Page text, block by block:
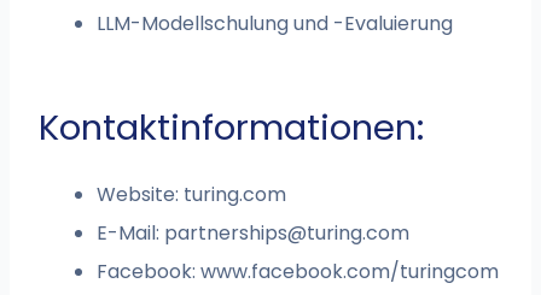
LLM-Modellschulung und -Evaluierung
Kontaktinformationen:
Website: turing.com
E-Mail: partnerships@turing.com
Facebook: www.facebook.com/turingcom